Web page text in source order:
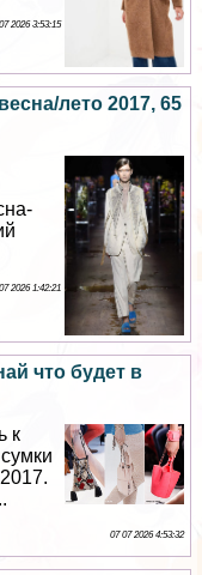
2026 3:53:15
лето 2017, 65
2026 1:42:21
что будет в
к
07 07 2026 4:53:32